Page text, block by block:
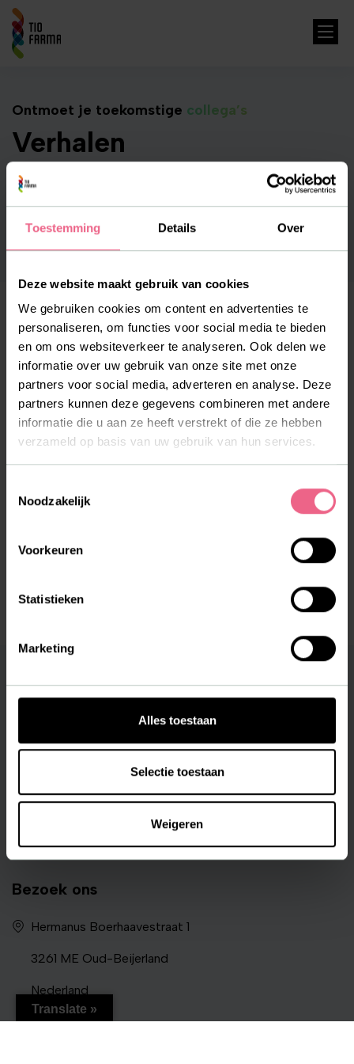
Toestemming Details Over
Deze website maakt gebruik van cookies
We gebruiken cookies om content en advertenties te
personaliseren, om functies voor social media te bieden
en om ons websiteverkeer te analyseren. Ook delen we
informatie over uw gebruik van onze site met onze
partners voor social media, adverteren en analyse. Deze
partners kunnen deze gegevens combineren met andere
informatie die u aan ze heeft verstrekt of die ze hebben
verzameld op basis van uw gebruik van hun services.
Noodzakelijk
Voorkeuren
Statistieken
Marketing
Alles toestaan
Selectie toestaan
Weigeren
Ontmoet je toekomstige collega’s
Verhalen
In deze verhalen delen collega’s hun ervaringen,
uitdagingen en trots op het werk dat zij elke dag doen.
schermen.
Making
Contact informatie
info@tiofarma.nl
Bezoek ons
Hermanus Boerhaavestraat 1
3261 ME Oud-Beijerland
Nederland
Translate »